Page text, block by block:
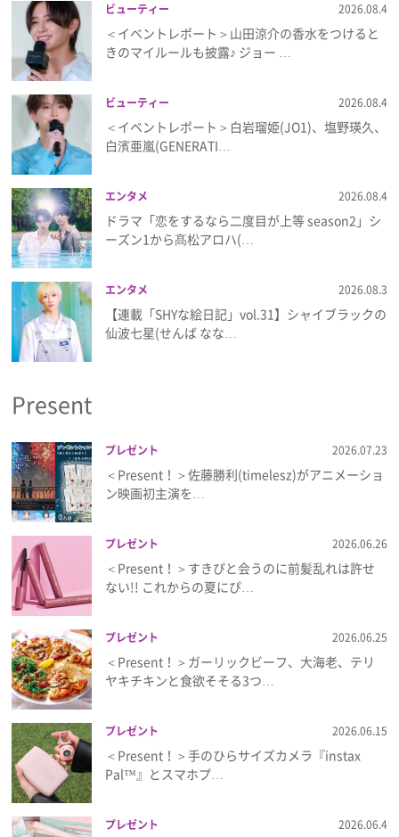
免責事項
プライバシーポリシー
利用規約
お問い合わせ
ビューティー 2026.08.4
＜イベントレポート＞山田涼介の香水をつけると
きのマイルールも披露♪ ジョー …
ビューティー 2026.08.4
＜イベントレポート＞白岩瑠姫(JO1)、塩野瑛久、
白濱亜嵐(GENERATI…
エンタメ 2026.08.4
ドラマ「恋をするなら二度目が上等 season2」シ
ーズン1から髙松アロハ(…
エンタメ 2026.08.3
【連載「SHYな絵日記」vol.31】シャイブラックの
仙波七星(せんば なな…
Present
プレゼント 2026.07.23
＜Present！＞佐藤勝利(timelesz)がアニメーショ
ン映画初主演を…
プレゼント 2026.06.26
＜Present！＞すきぴと会うのに前髪乱れは許せ
ない!! これからの夏にぴ…
プレゼント 2026.06.25
＜Present！＞ガーリックビーフ、大海老、テリ
ヤキチキンと食欲そそる3つ…
プレゼント 2026.06.15
＜Present！＞手のひらサイズカメラ『instax
Pal™』とスマホプ…
プレゼント 2026.06.4